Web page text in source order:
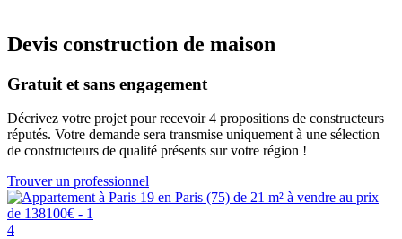
Devis construction de maison
Gratuit et sans engagement
Décrivez votre projet pour recevoir 4 propositions de constructeurs
réputés. Votre demande sera transmise uniquement à une sélection
de constructeurs de qualité présents sur votre région !
Trouver un professionnel
4